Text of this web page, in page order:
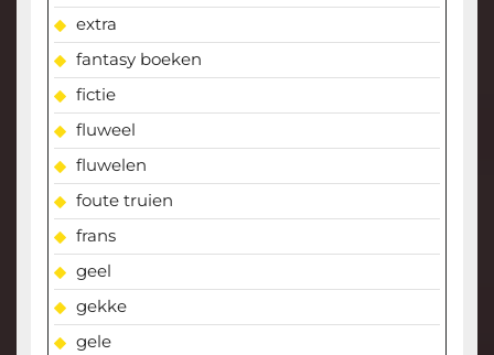
extra
fantasy boeken
fictie
fluweel
fluwelen
foute truien
frans
geel
gekke
gele